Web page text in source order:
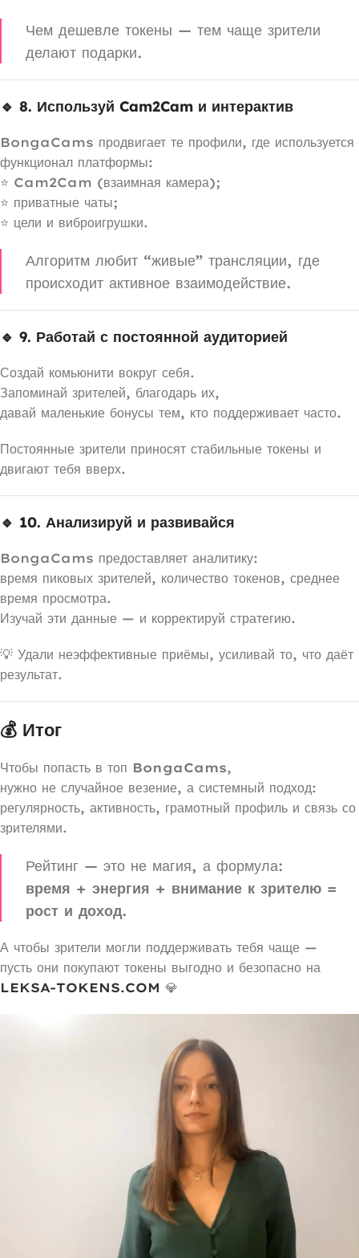
Чем дешевле токены — тем чаще зрители
делают подарки.
🔹 8. Используй Cam2Cam и интерактив
BongaCams продвигает те профили, где используется
функционал платформы:
⭐ Cam2Cam (взаимная камера);
⭐ приватные чаты;
⭐ цели и виброигрушки.
Алгоритм любит “живые” трансляции, где
происходит активное взаимодействие.
🔹 9. Работай с постоянной аудиторией
Создай комьюнити вокруг себя.
Запоминай зрителей, благодарь их,
давай маленькие бонусы тем, кто поддерживает часто.
Постоянные зрители приносят стабильные токены и
двигают тебя вверх.
🔹 10. Анализируй и развивайся
BongaCams предоставляет аналитику:
время пиковых зрителей, количество токенов, среднее
время просмотра.
Изучай эти данные — и корректируй стратегию.
💡 Удали неэффективные приёмы, усиливай то, что даёт
результат.
💰 Итог
Чтобы попасть в топ BongaCams,
нужно не случайное везение, а системный подход:
регулярность, активность, грамотный профиль и связь со
зрителями.
Рейтинг — это не магия, а формула:
время + энергия + внимание к зрителю =
рост и доход.
А чтобы зрители могли поддерживать тебя чаще —
пусть они покупают токены выгодно и безопасно на
LEKSA-TOKENS.COM 💎